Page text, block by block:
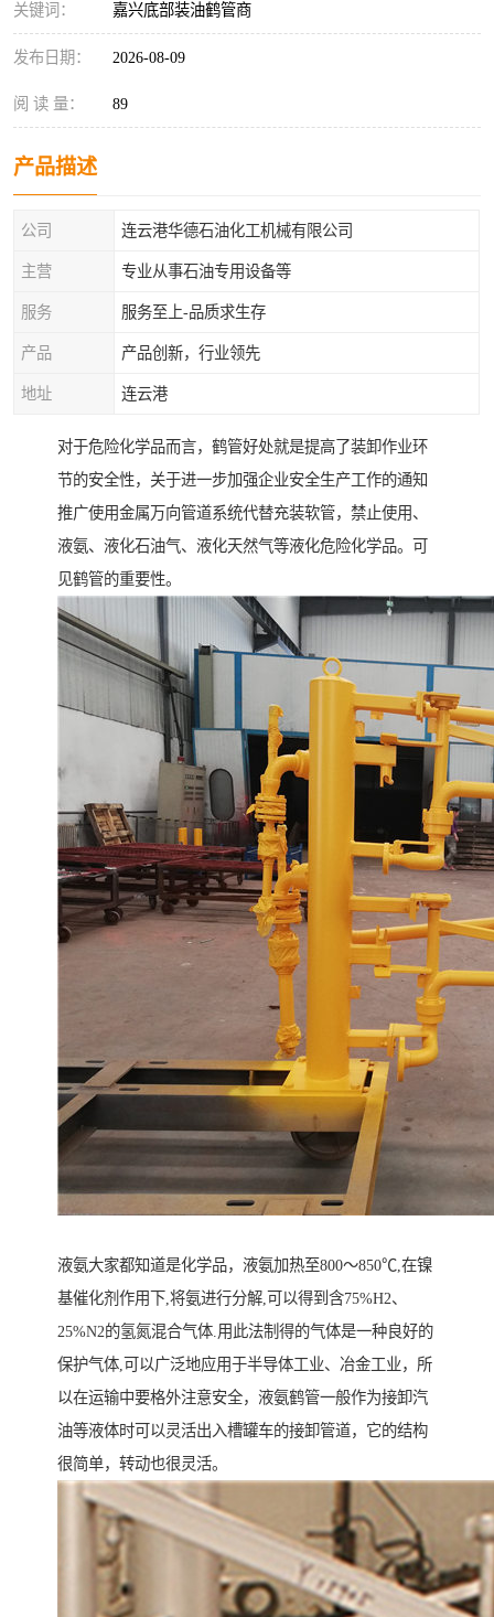
关键词： 嘉兴底部装油鹤管商
发布日期： 2026-08-09
阅 读 量： 89
产品描述
公司 连云港华德石油化工机械有限公司
主营 专业从事石油专用设备等
服务 服务至上-品质求生存
产品 产品创新，行业领先
地址 连云港
对于危险化学品而言，鹤管好处就是提高了装卸作业环
节的安全性，关于进一步加强企业安全生产工作的通知
推广使用金属万向管道系统代替充装软管，禁止使用、
液氨、液化石油气、液化天然气等液化危险化学品。可
见鹤管的重要性。
液氨大家都知道是化学品，液氨加热至800～850℃,在镍
基催化剂作用下,将氨进行分解,可以得到含75%H2、
25%N2的氢氮混合气体.用此法制得的气体是一种良好的
保护气体,可以广泛地应用于半导体工业、冶金工业，所
以在运输中要格外注意安全，液氨鹤管一般作为接卸汽
油等液体时可以灵活出入槽罐车的接卸管道，它的结构
很简单，转动也很灵活。